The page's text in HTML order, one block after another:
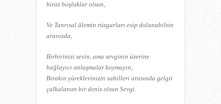
biraz boşluklar olsun,
Ve Tanrısal âlemin rüzgarları esip dolanabilsin
aranızda,
Birbirinizi sevin, ama sevginin üzerine
bağlayıcı anlaşmalar koymayın,
Bırakın yüreklerinizin sahilleri arasında gelgit
çalkalanan bir deniz olsun Sevgi.